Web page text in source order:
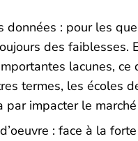
données : pour les
des faiblesses.
lacunes,
termes, les écoles
par impacter le
: face à la